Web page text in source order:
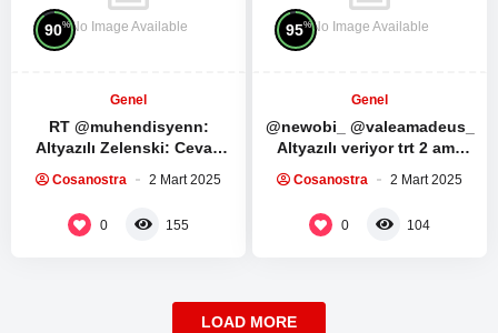
No Image Available
90%
Genel
RT @muhendisyenn:
Altyazılı Zelenski: Cevap
Hayır, yeterince konuştun.
ABD Başkanı Donald…
Cosanostra 2 Mart 2025
0 155
No Image Available
95%
Genel
@newobi_ @valeamadeus_
Altyazılı veriyor trt 2 ama
çoğu sahneyi…
Cosanostra 2 Mart 2025
0 104
LOAD MORE